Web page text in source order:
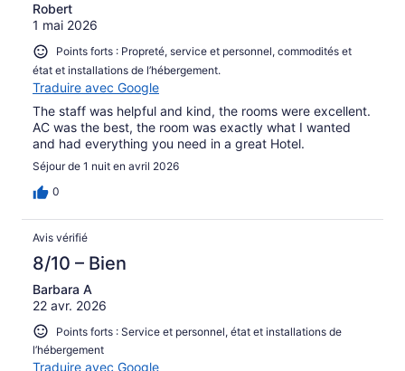
Robert
1 mai 2026
Points forts : Propreté, service et personnel, commodités et
état et installations de l’hébergement.
Traduire avec Google
The staff was helpful and kind, the rooms were excellent.
AC was the best, the room was exactly what I wanted
and had everything you need in a great Hotel.
Séjour de 1 nuit en avril 2026
0
Avis vérifié
8/10 – Bien
Barbara A
22 avr. 2026
Points forts : Service et personnel, état et installations de
l’hébergement
Traduire avec Google